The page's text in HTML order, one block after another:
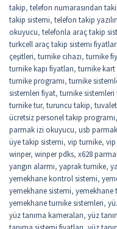
takip, telefon numarasından
takip sistemi, telefon takip
okuyucu, telefonla araç takip
turkcell araç takip sistemi fiyatları
çeşitleri, turnike cihazı, turnike
turnike kapı fiyatları, turnike
turnike programı, turnike
sistemleri fiyat, turnike sistemleri
turnike tur, turuncu takip,
ücretsiz personel takip programı,
parmak izi okuyucu, usb
üye takip sistemi, vip turnike, vip
winper, winper pdks, x628
yangın alarmı, yaprak turnike,
yemekhane kontrol sistemi,
yemekhane sistemi, yemekhane
yemekhane turnike sistemleri,
yüz tanıma kameraları, yüz